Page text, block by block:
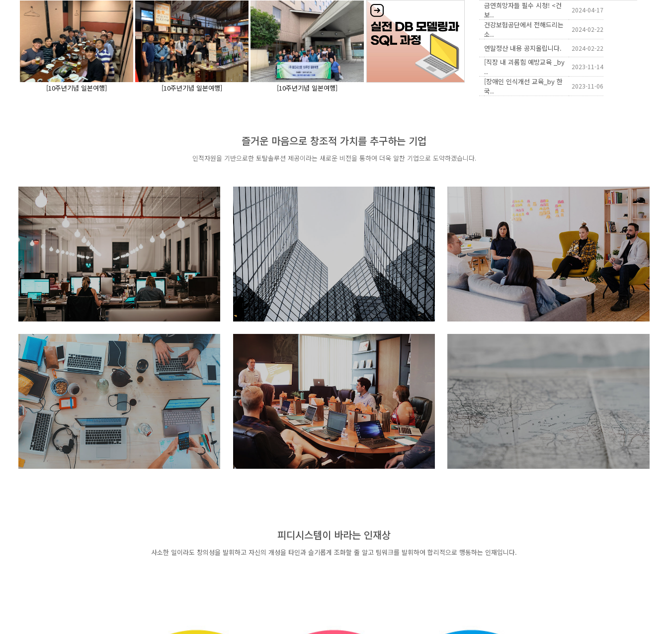
[10주년기념 일본여행] [10주년기념 일본여행] [10주년기념 일본여행]
금연희망자들 필수 시청! <건
보..
2024-04-17
건강보험공단에서 전해드리는
소..
2024-02-22
연말정산 내용 공지올립니다. 2024-02-22
[직장 내 괴롬힘 예방교육 _by
..
2023-11-14
[장애인 인식개선 교육_by 한
국..
2023-11-06
즐거운 마음으로 창조적 가치를 추구하는 기업
인적자원을 기반으로한 토탈솔루션 제공이라는 새로운 비전을 통하여 더욱 알찬 기업으로 도약하겠습니다.
피디시스템이 바라는 인재상
사소한 일이라도 창의성을 발휘하고 자신의 개성을 타인과 슬기롭게 조화할 줄 알고 팀워크를 발휘하여 합리적으로 행동하는 인재입니다.